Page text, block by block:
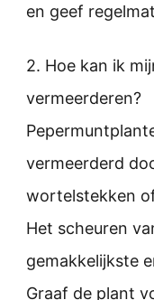
en geef
2. Hoe kan ik
vermeerderen?
vermeerderd
wortelstekken
Het scheuren
gemakkelijkste
Graaf de plant